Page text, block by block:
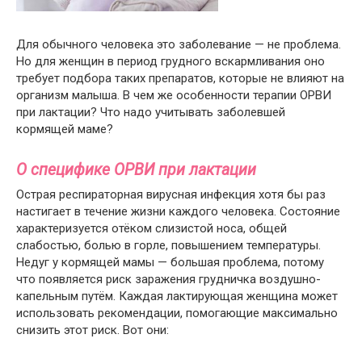
Для обычного человека это заболевание — не проблема.
Но для женщин в период грудного вскармливания оно
требует подбора таких препаратов, которые не влияют на
организм малыша. В чем же особенности терапии ОРВИ
при лактации? Что надо учитывать заболевшей
кормящей маме?
О специфике ОРВИ при лактации
Острая респираторная вирусная инфекция хотя бы раз
настигает в течение жизни каждого человека. Состояние
характеризуется отёком слизистой носа, общей
слабостью, болью в горле, повышением температуры.
Недуг у кормящей мамы — большая проблема, потому
что появляется риск заражения грудничка воздушно-
капельным путём. Каждая лактирующая женщина может
использовать рекомендации, помогающие максимально
снизить этот риск. Вот они: